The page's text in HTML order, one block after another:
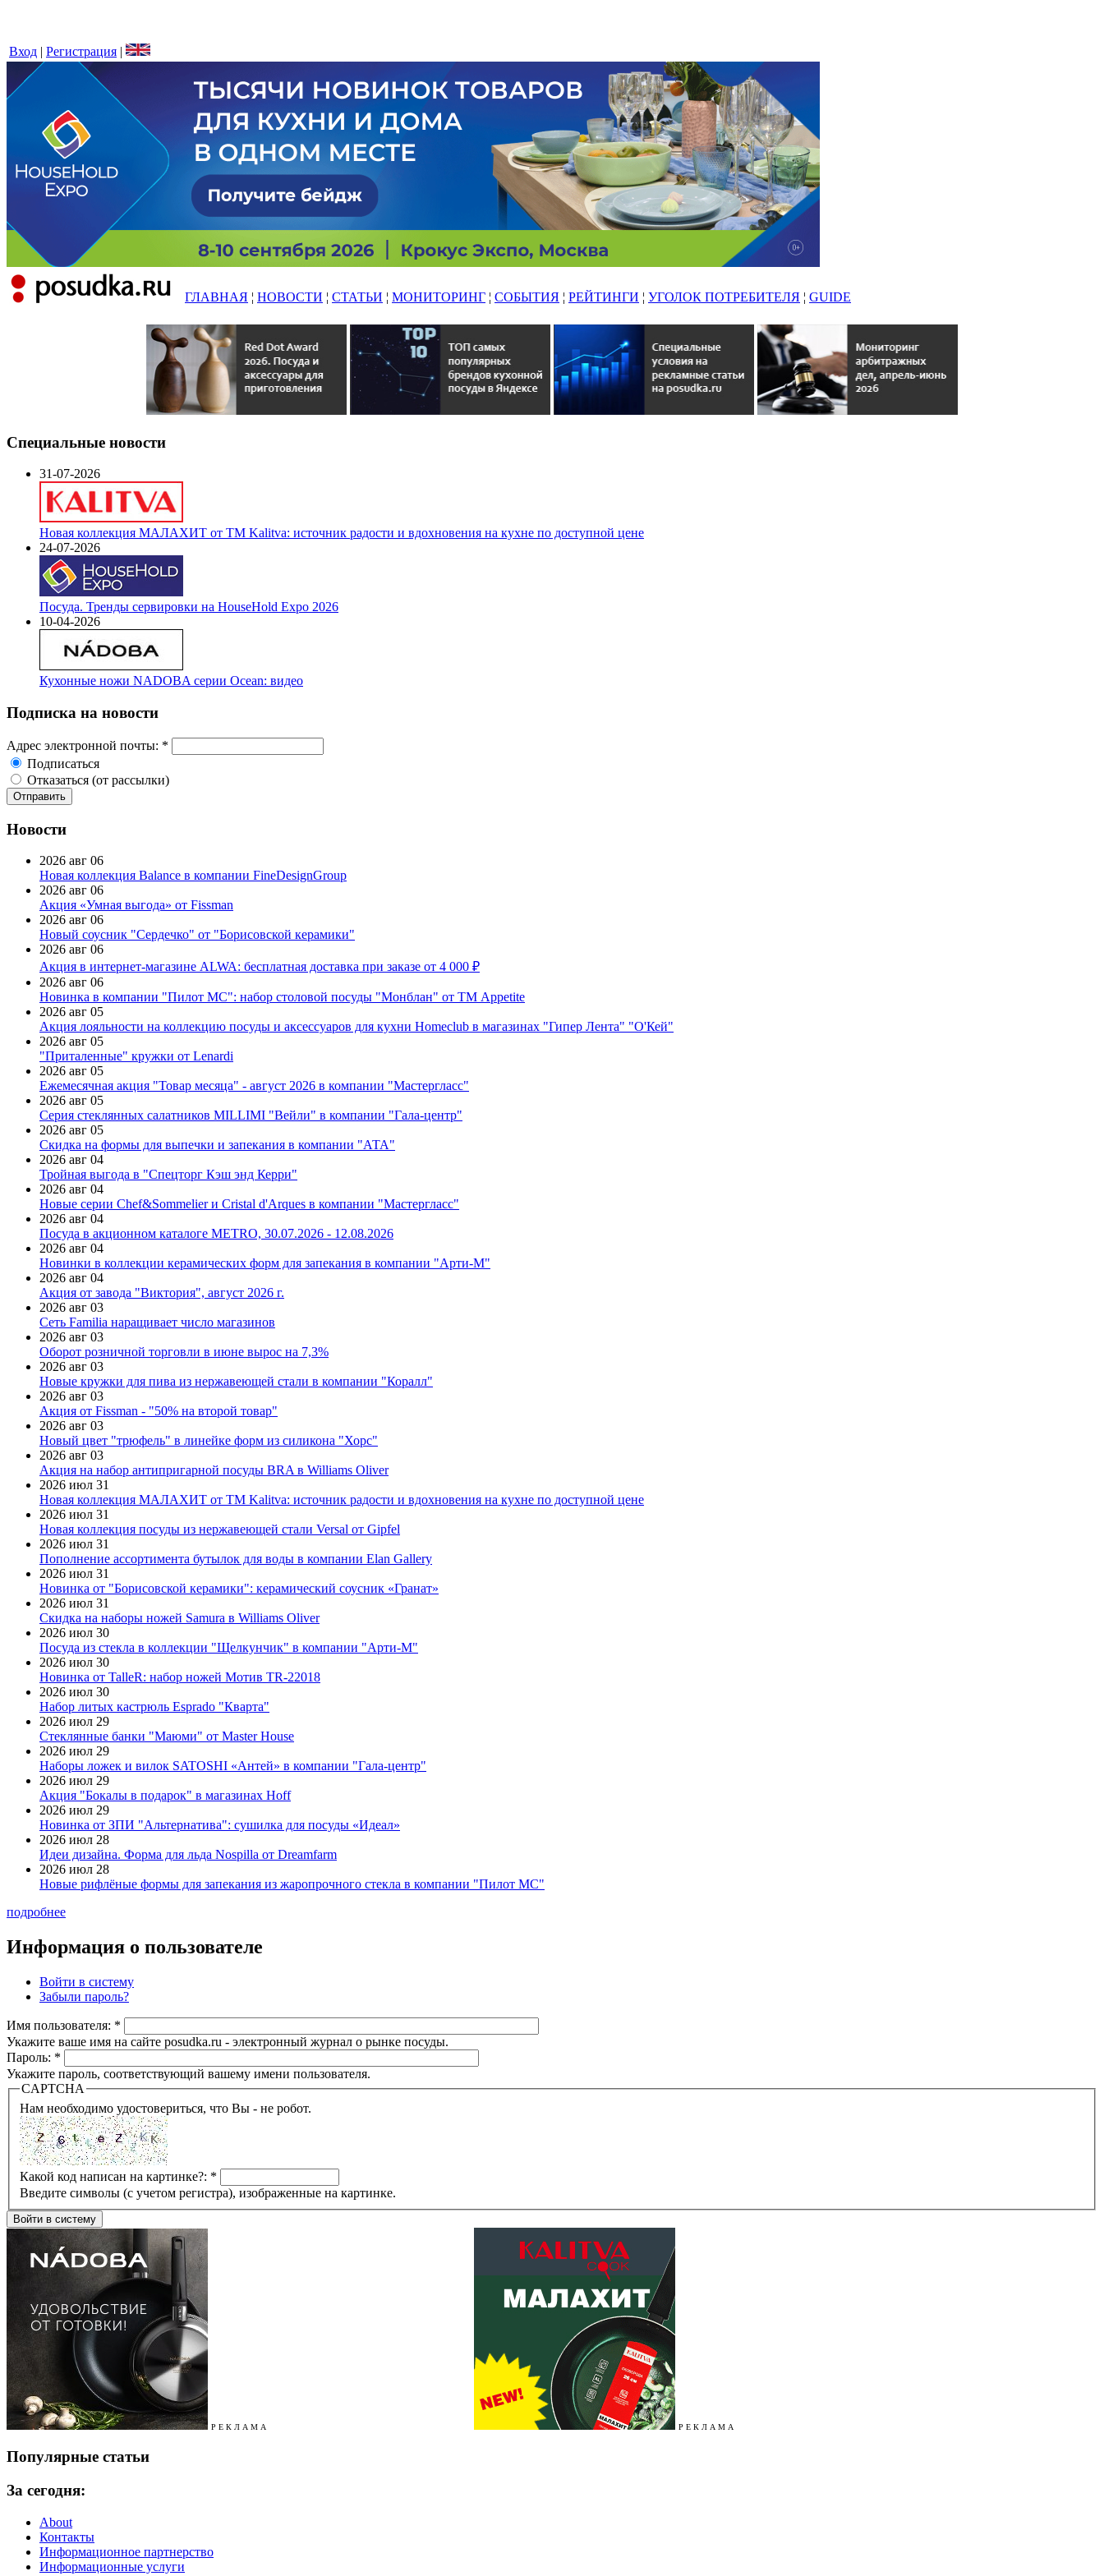
Вход | Регистрация |
ГЛАВНАЯ ¦ НОВОСТИ ¦ СТАТЬИ ¦ МОНИТОРИНГ ¦ СОБЫТИЯ ¦ РЕЙТИНГИ ¦ УГОЛОК ПОТРЕБИТЕЛЯ ¦ GUIDE
Специальные новости
31-07-2026
Новая коллекция МАЛАХИТ от ТМ Kalitva: источник радости и вдохновения на кухне по доступной цене
24-07-2026
Посуда. Тренды сервировки на HouseHold Expo 2026
10-04-2026
Кухонные ножи NADOBA серии Ocean: видео
Подписка на новости
Адрес электронной почты: *
Подписаться
Отказаться (от рассылки)
Новости
2026 авг 06
Новая коллекция Balance в компании FineDesignGroup
2026 авг 06
Акция «Умная выгода» от Fissman
2026 авг 06
Новый соусник "Сердечко" от "Борисовской керамики"
2026 авг 06
Акция в интернет-магазине ALWA: бесплатная доставка при заказе от 4 000 ₽
2026 авг 06
Новинка в компании "Пилот МС": набор столовой посуды "Монблан" от ТМ Appetite
2026 авг 05
Акция лояльности на коллекцию посуды и аксессуаров для кухни Homeclub в магазинах "Гипер Лента" "О'Кей"
2026 авг 05
"Приталенные" кружки от Lenardi
2026 авг 05
Ежемесячная акция "Товар месяца" - август 2026 в компании "Мастергласс"
2026 авг 05
Серия стеклянных салатников MILLIMI "Вейли" в компании "Гала-центр"
2026 авг 05
Скидка на формы для выпечки и запекания в компании "АТА"
2026 авг 04
Тройная выгода в "Спецторг Кэш энд Керри"
2026 авг 04
Новые серии Chef&Sommelier и Cristal d'Arques в компании "Мастергласс"
2026 авг 04
Посуда в акционном каталоге METRO, 30.07.2026 - 12.08.2026
2026 авг 04
Новинки в коллекции керамических форм для запекания в компании "Арти-М"
2026 авг 04
Акция от завода "Виктория", август 2026 г.
2026 авг 03
Сеть Familia наращивает число магазинов
2026 авг 03
Оборот розничной торговли в июне вырос на 7,3%
2026 авг 03
Новые кружки для пива из нержавеющей стали в компании "Коралл"
2026 авг 03
Акция от Fissman - "50% на второй товар"
2026 авг 03
Новый цвет "трюфель" в линейке форм из силикона "Хорс"
2026 авг 03
Акция на набор антипригарной посуды BRA в Williams Oliver
2026 июл 31
Новая коллекция МАЛАХИТ от ТМ Kalitva: источник радости и вдохновения на кухне по доступной цене
2026 июл 31
Новая коллекция посуды из нержавеющей стали Versal от Gipfel
2026 июл 31
Пополнение ассортимента бутылок для воды в компании Elan Gallery
2026 июл 31
Новинка от "Борисовской керамики": керамический соусник «Гранат»
2026 июл 31
Скидка на наборы ножей Samura в Williams Oliver
2026 июл 30
Посуда из стекла в коллекции "Щелкунчик" в компании "Арти-М"
2026 июл 30
Новинка от TalleR: набор ножей Мотив TR-22018
2026 июл 30
Набор литых кастрюль Esprado "Кварта"
2026 июл 29
Стеклянные банки "Маюми" от Master House
2026 июл 29
Наборы ложек и вилок SATOSHI «Антей» в компании "Гала-центр"
2026 июл 29
Акция "Бокалы в подарок" в магазинах Hoff
2026 июл 29
Новинка от ЗПИ "Альтернатива": сушилка для посуды «Идеал»
2026 июл 28
Идеи дизайна. Форма для льда Nospilla от Dreamfarm
2026 июл 28
Новые рифлёные формы для запекания из жаропрочного стекла в компании "Пилот МС"
подробнее
Информация о пользователе
Войти в систему
Забыли пароль?
Имя пользователя: *
Укажите ваше имя на сайте posudka.ru - электронный журнал о рынке посуды.
Пароль: *
Укажите пароль, соответствующий вашему имени пользователя.
CAPTCHA
Нам необходимо удостовериться, что Вы - не робот.
Какой код написан на картинке?: *
Введите символы (с учетом регистра), изображенные на картинке.
Р Е К Л А М А Р Е К Л А М А
Популярные статьи
За сегодня:
About
Контакты
Информационное партнерство
Информационные услуги